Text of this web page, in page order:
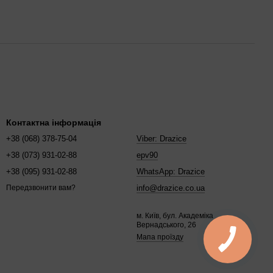
Контактна інформація
+38 (068) 378-75-04
+38 (073) 931-02-88
+38 (095) 931-02-88
Передзвонити вам?
Viber: Drazice
epv90
WhatsApp: Drazice
info@drazice.co.ua
м. Київ, бул. Академіка
Вернадського, 26
Мапа проїзду